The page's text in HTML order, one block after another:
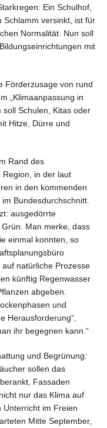
Ein Schulhof,
Schlamm versinkt, ist für
Normalität. Nun soll
mit
Förderzusage von rund
„Klimaanpassung in
soll Schulen, Kitas oder
Hitze, Dürre und
Rand des
Region, in der laut
in den kommenden
Bundesdurchschnitt.
ausgedörrte
Man merke, dass
einmal konnten, so
natürliche Prozesse
künftig Regenwasser
abgeben.
und
Herausfor­derung“,
ihr begegnen kann.“
und Begrünung:
sollen das
Fassaden
nur das Klima auf
Unterricht im Freien
Mitte September,